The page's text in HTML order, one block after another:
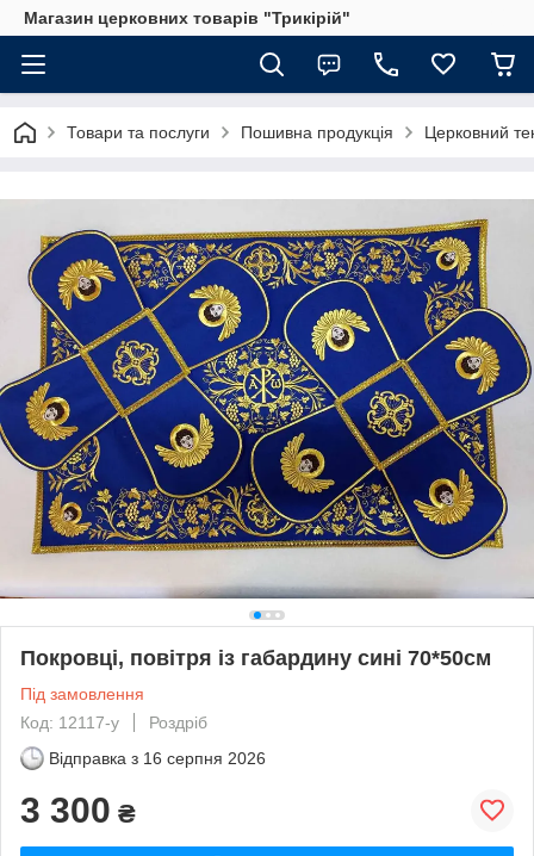
Магазин церковних товарів "Трикірій"
Товари та послуги Пошивна продукція Церковний
Покровці, повітря із габардину сині 70*50см
Під замовлення
Код: 12117-y
Роздріб
Відправка з 16 серпня 2026
3 300 ₴